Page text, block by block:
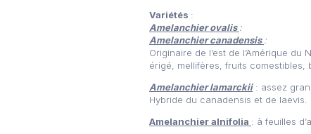
Variétés :
Amelanchier ovalis:
Amelanchier canadensis:
Originaire de l’est de l’Amérique
érigé, mellifères, fruits comestibles,
Amelanchier lamarckii : assez
Hybride du canadensis et de laevis.
Amelanchier alnifolia : à feuilles